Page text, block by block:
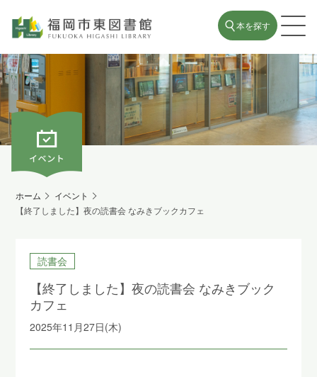
本を探す
ホーム
イベント
【終了しました】夜の読書会 なみきブックカフェ
読書会
【終了しました】夜の読書会 なみきブック
カフェ
2025年11月27日(木)